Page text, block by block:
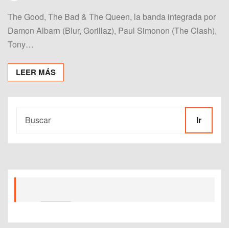
The Good, The Bad & The Queen, la banda integrada por
Damon Albarn (Blur, Gorillaz), Paul Simonon (The Clash),
Tony…
LEER MÁS
Ir